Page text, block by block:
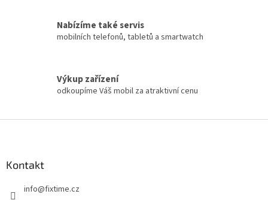
Nabízíme také servis
mobilních telefonů, tabletů a smartwatch
Výkup zařízení
odkoupíme Váš mobil za atraktivní cenu
Kontakt
info@fixtime.cz